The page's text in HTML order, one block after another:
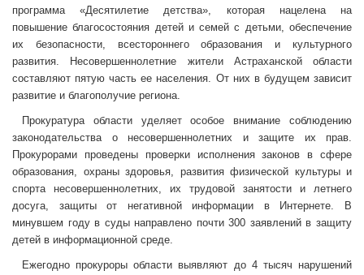
программа «Десятилетие детства», которая нацелена на
повышение благосостояния детей и семей с детьми, обеспечение
их безопасности, всестороннего образования и культурного
развития. Несовершеннолетние жители Астраханской области
составляют пятую часть ее населения. От них в будущем зависит
развитие и благополучие региона.
Прокуратура области уделяет особое внимание соблюдению
законодательства о несовершеннолетних и защите их прав.
Прокурорами проведены проверки исполнения законов в сфере
образования, охраны здоровья, развития физической культуры и
спорта несовершеннолетних, их трудовой занятости и летнего
досуга, защиты от негативной информации в Интернете. В
минувшем году в суды направлено почти 300 заявлений в защиту
детей в информационной среде.
Ежегодно прокуроры области выявляют до 4 тысяч нарушений